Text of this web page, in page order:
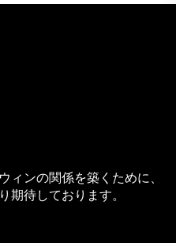
ィンの関係を築くために、
期待しております。